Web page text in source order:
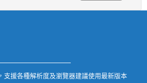
支援各種解析度及瀏覽器建議使用最新版本